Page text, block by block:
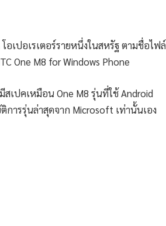
เปอเรเตอร์รายหนึ่งในสหรัฐ ตามชื่อไฟล์
One M8 for Windows Phone
สเปคเหมือน One M8 รุ่นที่ใช้ Android
ารรุ่นล่าสุดจาก Microsoft เท่านั้นเอง